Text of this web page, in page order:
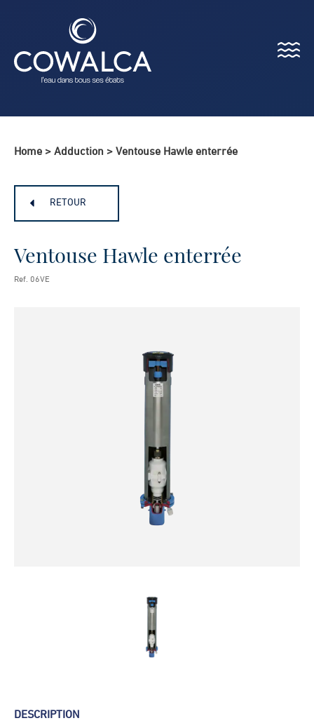
Menu
Home > Adduction > Ventouse Hawle enterrée
RETOUR
Ventouse Hawle enterrée
Ref. 06VE
DESCRIPTION